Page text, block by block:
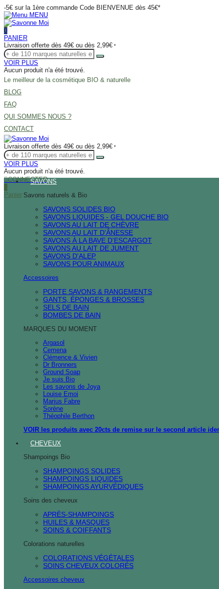
-5€ sur la 1ère commande Code BIENVENUE dès 45€*
MENU
0
PANIER
Livraison offerte dès 49€ ou dès 2,99€ *
VOIR PLUS
Aucun produit n'a été trouvé.
Le meilleur de la cosmétique BIO & naturelle
BLOG
FAQ
QUI SOMMES NOUS ?
CONTACT
Livraison offerte dès 49€ ou dès 2,99€ *
VOIR PLUS
Aucun produit n'a été trouvé.
CONNECTER
Panier
SAVONS
Savons naturels & Bio
SAVONS SOLIDES BIO
SAVONS LIQUIDES - GEL DOUCHE BIO
SAVONS AU LAIT DE CHÈVRE
SAVONS AU LAIT D'ÂNESSE
SAVONS À LA BAVE D'ESCARGOT
SAVONS AU LAIT DE JUMENT
SAVONS D'ALEP
SAVONS POUR ANIMAUX
Accessoires
PORTE SAVONS & RANGEMENTS
GANTS, ÉPONGES & BROSSES
SELS DE BAIN
BOMBES DE BAIN
MARQUES DU MOMENT
Argasol
Cemena
Clémence & Vivien
Dr Bronners
Ground Soap
Je suis Bio
Les savons de Joya
Louise Emoi
Marius Fabre
Sorène
Théophile Berthon
VOIR les produits avec 20cts de remise sur le second article
CHEVEUX
Shampoings Bio
SHAMPOINGS SOLIDES
SHAMPOINGS LIQUIDES
SHAMPOINGS AYURVÉDIQUES
Soins des cheveux
APRÈS-SHAMPOINGS
HUILES & MASQUES
SOINS & COIFFANTS
Colorations naturelles
COLORATIONS VÉGÉTALES
SOINS CHEVEUX COLORÉS
Accessoires cheveux